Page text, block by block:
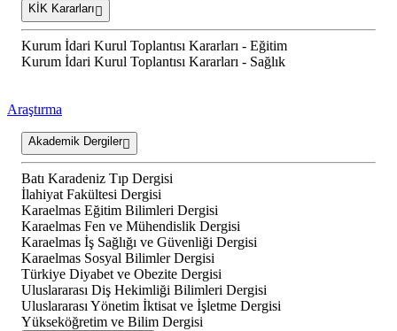
KİK Kararları
Kurum İdari Kurul Toplantısı Kararları - Eğitim
Kurum İdari Kurul Toplantısı Kararları - Sağlık
Araştırma
Akademik Dergiler
Batı Karadeniz Tıp Dergisi
İlahiyat Fakültesi Dergisi
Karaelmas Eğitim Bilimleri Dergisi
Karaelmas Fen ve Mühendislik Dergisi
Karaelmas İş Sağlığı ve Güvenliği Dergisi
Karaelmas Sosyal Bilimler Dergisi
Türkiye Diyabet ve Obezite Dergisi
Uluslararası Diş Hekimliği Bilimleri Dergisi
Uluslararası Yönetim İktisat ve İşletme Dergisi
Yükseköğretim ve Bilim Dergisi